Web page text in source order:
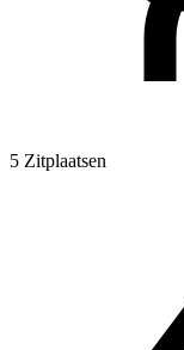
5 Zitplaatsen